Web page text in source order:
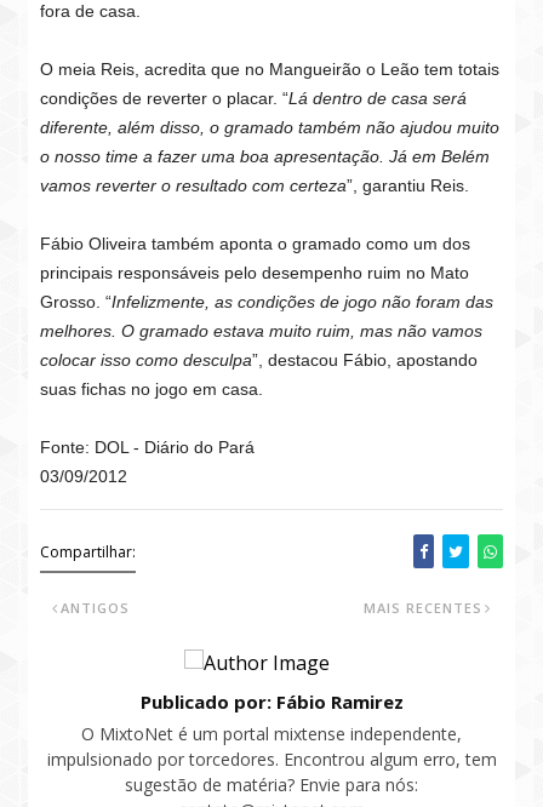
fora de casa.
O meia Reis, acredita que no Mangueirão o Leão tem totais
condições de reverter o placar. “Lá dentro de casa será
diferente, além disso, o gramado também não ajudou muito
o nosso time a fazer uma boa apresentação. Já em Belém
vamos reverter o resultado com certeza”, garantiu Reis.
Fábio Oliveira também aponta o gramado como um dos
principais responsáveis pelo desempenho ruim no Mato
Grosso. “Infelizmente, as condições de jogo não foram das
melhores. O gramado estava muito ruim, mas não vamos
colocar isso como desculpa”, destacou Fábio, apostando
suas fichas no jogo em casa.
Fonte: DOL - Diário do Pará
03/09/2012
Compartilhar:
MAIS RECENTES
ANTIGOS
Publicado por: Fábio Ramirez
O MixtoNet é um portal mixtense independente,
impulsionado por torcedores. Encontrou algum erro, tem
sugestão de matéria? Envie para nós: